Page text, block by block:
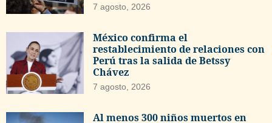
7 agosto, 2026
México confirma el
restablecimiento de relaciones con
Perú tras la salida de Betssy
Chávez
7 agosto, 2026
Al menos 300 niños muertos en